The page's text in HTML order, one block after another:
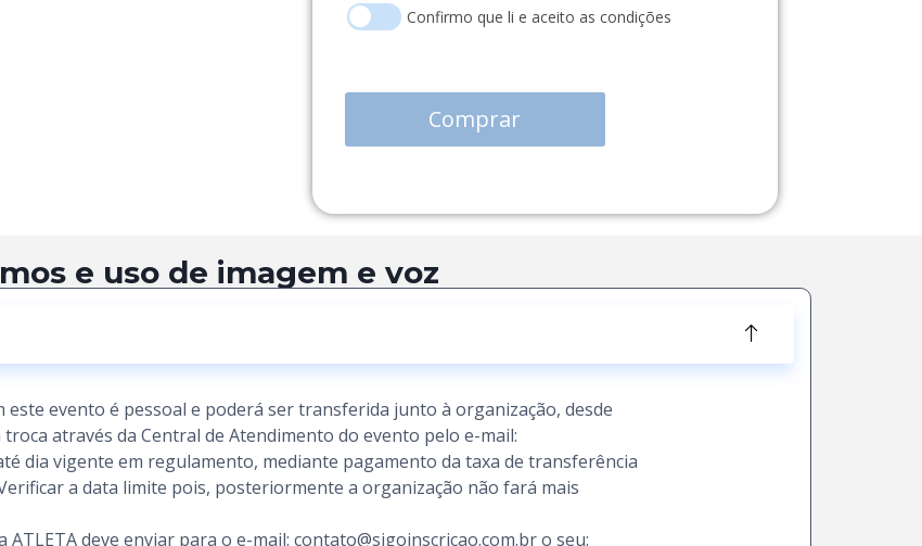
Confirmo que li e aceito as condições
Comprar
e uso de imagem e voz
este evento é pessoal e poderá ser transferida junto à organização, desde
através da Central de Atendimento do evento pelo e-mail:
dia vigente em regulamento, mediante pagamento da taxa de transferência
a data limite pois, posteriormente a organização não fará mais
ATLETA deve enviar para o e-mail: contato@sigoinscricao.com.br o seu: